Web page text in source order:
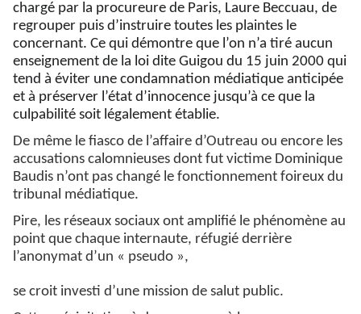
chargé par la procureure de Paris, Laure Beccuau, de
regrouper puis d’instruire toutes les plaintes le
concernant. Ce qui démontre que l’on n’a tiré aucun
enseignement de la loi dite Guigou du 15 juin 2000 qui
tend à éviter une condamnation médiatique anticipée
et à préserver l’état d’innocence jusqu’à ce que la
culpabilité soit légalement établie.
De même le fiasco de l’affaire d’Outreau ou encore les
accusations calomnieuses dont fut victime Dominique
Baudis n’ont pas changé le fonctionnement foireux du
tribunal médiatique.
Pire, les réseaux sociaux ont amplifié le phénomène au
point que chaque internaute, réfugié derrière
l’anonymat d’un « pseudo »,
se croit investi d’une mission de salut public.